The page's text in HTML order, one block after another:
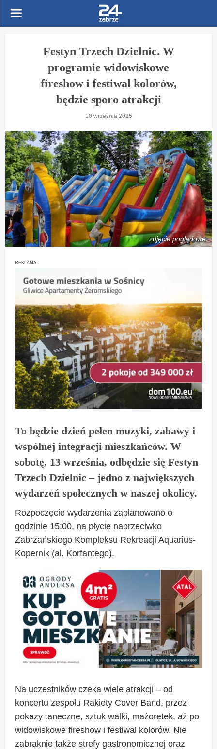
Festyn Trzech Dzielnic. W
programie widowiskowe
fireshow i festiwal kolorów,
będzie sporo atrakcji
10 września 2025
zdjęcie poglądowe
REKLAMA
To będzie dzień pełen muzyki, zabawy i
wspólnej integracji mieszkańców. W
sobotę, 13 września, odbędzie się Festyn
Trzech Dzielnic – jedno z największych
wydarzeń społecznych w naszej okolicy.
Rozpoczęcie wydarzenia zaplanowano o
godzinie 15:00, na płycie naprzeciwko
Zabrzańskiego Kompleksu Rekreacji Aquarius-
Kopernik (al. Korfantego).
Na uczestników czeka wiele atrakcji – od
koncertu zespołu Rakiety Cover Band, przez
pokazy taneczne, sztuk walki, mażoretek, aż po
widowiskowe fireshow i festiwal kolorów. Nie
zabraknie także strefy gastronomicznej oraz